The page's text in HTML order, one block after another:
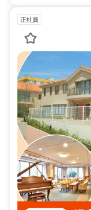
正社員